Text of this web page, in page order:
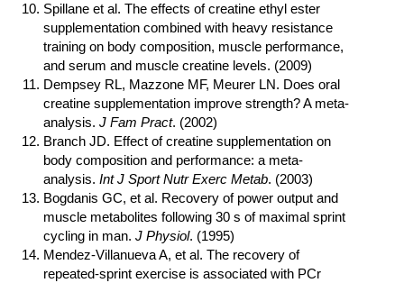
Spillane et al. The effects of creatine ethyl ester
supplementation combined with heavy resistance
training on body composition, muscle performance,
and serum and muscle creatine levels. (2009)
Dempsey RL, Mazzone MF, Meurer LN. Does oral
creatine supplementation improve strength? A meta-
analysis. J Fam Pract. (2002)
Branch JD. Effect of creatine supplementation on
body composition and performance: a meta-
analysis. Int J Sport Nutr Exerc Metab. (2003)
Bogdanis GC, et al. Recovery of power output and
muscle metabolites following 30 s of maximal sprint
cycling in man. J Physiol. (1995)
Mendez-Villanueva A, et al. The recovery of
repeated-sprint exercise is associated with PCr